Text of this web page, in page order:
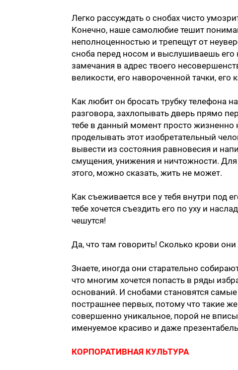
Легко рассуждать о снобах чисто
Конечно, наше самолюбие тешит
неполноценностью и трепещут от
сноба перед носом и выслушиваешь
замечания в адрес твоего
великости, его навороченной тачки, его
Как любит он бросать трубку телефона
разговора, захлопывать дверь прямо
тебе в данный момент просто жизненно
проделывать этот изобретательный
вывести из состояния равновесия и
смущения, унижения и ничтожности. Для
этого, можно сказать, жить не может.
Как съеживается все у тебя внутри
тебе хочется съездить его по уху и
чешутся!
Да, что там говорить! Сколько крови
Знаете, иногда они старательно
что многим хочется попасть в ряды
оснований. И снобами становятся
пострашнее первых, потому что такие
совершенно уникальное, порой не
именуемое красиво и даже
КОРПОРАТИВНАЯ КУЛЬТУРА